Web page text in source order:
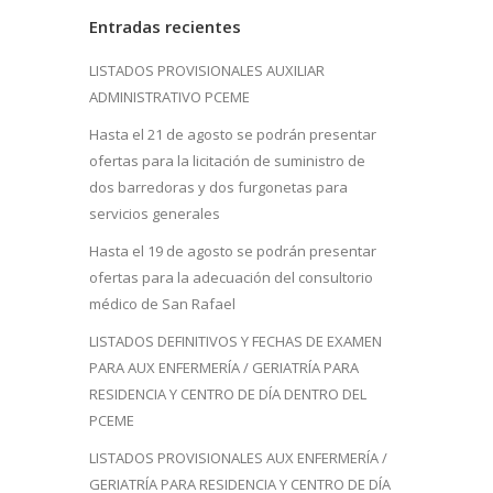
Entradas recientes
LISTADOS PROVISIONALES AUXILIAR
ADMINISTRATIVO PCEME
Hasta el 21 de agosto se podrán presentar
ofertas para la licitación de suministro de
dos barredoras y dos furgonetas para
servicios generales
Hasta el 19 de agosto se podrán presentar
ofertas para la adecuación del consultorio
médico de San Rafael
LISTADOS DEFINITIVOS Y FECHAS DE EXAMEN
PARA AUX ENFERMERÍA / GERIATRÍA PARA
RESIDENCIA Y CENTRO DE DÍA DENTRO DEL
PCEME
LISTADOS PROVISIONALES AUX ENFERMERÍA /
GERIATRÍA PARA RESIDENCIA Y CENTRO DE DÍA